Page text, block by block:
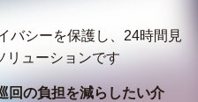
バシーを保護し、24時間見
リューションです
回の負担を減らしたい介